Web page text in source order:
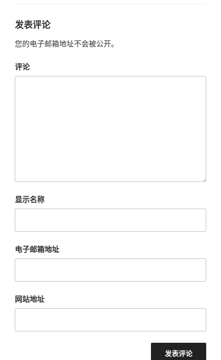
发表评论
您的电子邮箱地址不会被公开。
评论
显示名称
电子邮箱地址
网站地址